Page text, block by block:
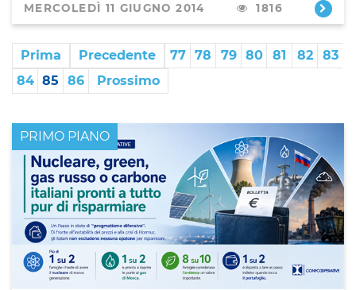
MERCOLEDÌ 11 GIUGNO 2014 1816
Prima Precedente 77 78 79 80 81 82
83
84 85 86 Prossimo
PRIMO PIANO